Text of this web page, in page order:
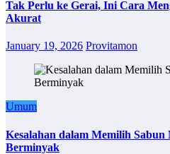
Tak Perlu ke Gerai, Ini Cara
Akurat
January 19, 2026 Provitamon
Umum
Kesalahan dalam Memilih
Berminyak